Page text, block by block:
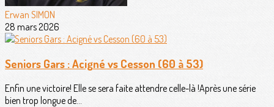
Erwan SIMON
28 mars 2026
Seniors Gars : Acigné vs Cesson (60 à 53)
Enfin une victoire! Elle se sera faite attendre celle-là !Après une série
bien trop longue de...